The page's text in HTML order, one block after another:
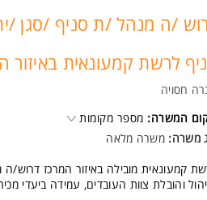
ות עם ניסיון במכירות - יתרון משמעותי.
לעולם העיצוב, היוקרה ואורח החיים
עבודה בסביבה ממוחשבת.
מכירתיות, שירותיות ויחסי אנוש
מיועדת לנשים ולגברים כאחד.
/ה מנהל /ת סניף /סגן /
לרשת קמעונאית באיזור
חסויה
המשרה: מספר מקומות
משרה: משרה מלאה
קמעונאית מובילה באיזור המרכז דרוש/
והובלת צוות העובדים, עמידה ביעדי